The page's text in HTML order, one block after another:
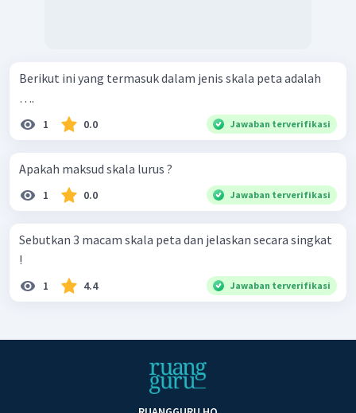
Berikut ini yang termasuk dalam jenis skala peta adalah
….
1 0.0 Jawaban terverifikasi
Apakah maksud skala lurus ?
1 0.0 Jawaban terverifikasi
Sebutkan 3 macam skala peta dan jelaskan secara singkat
!
1 4.4 Jawaban terverifikasi